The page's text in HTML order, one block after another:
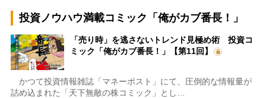
投資ノウハウ満載コミック「俺がカブ番長！」
「売り時」を逃さないトレンド見極め術 投資コ
ミック「俺がカブ番長！」【第11回】
かつて投資情報雑誌「マネーポスト」にて、圧倒的な情報量が
詰め込まれた「天下無敵の株コミック」とし…